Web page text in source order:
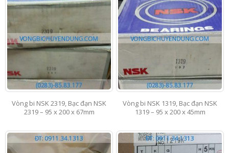
Vòng bi NSK 2319, Bạc đạn NSK
2319 – 95 x 200 x 67mm
Vòng bi NSK 1319, Bạc đạn NSK
1319 – 95 x 200 x 45mm